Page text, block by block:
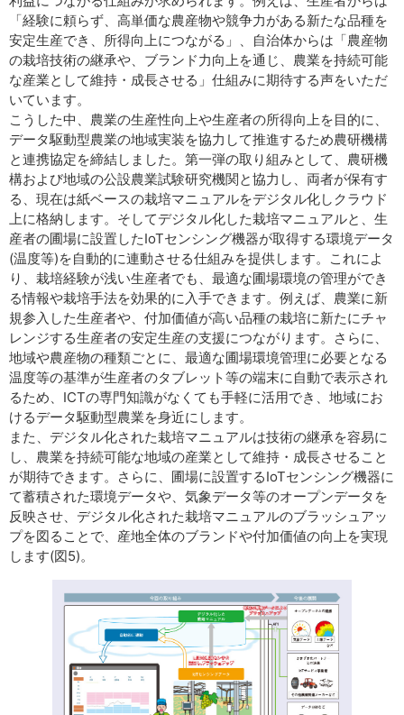
「経験に頼らず、高単価な農産物や競争力がある新たな品種を
安定生産でき、所得向上につながる」、自治体からは「農産物
の栽培技術の継承や、ブランド力向上を通じ、農業を持続可能
な産業として維持・成長させる」仕組みに期待する声をいただ
いています。
こうした中、農業の生産性向上や生産者の所得向上を目的に、
データ駆動型農業の地域実装を協力して推進するため農研機構
と連携協定を締結しました。第一弾の取り組みとして、農研機
構および地域の公設農業試験研究機関と協力し、両者が保有す
る、現在は紙ベースの栽培マニュアルをデジタル化しクラウド
上に格納します。そしてデジタル化した栽培マニュアルと、生
産者の圃場に設置したIoTセンシング機器が取得する環境データ
(温度等)を自動的に連動させる仕組みを提供します。これによ
り、栽培経験が浅い生産者でも、最適な圃場環境の管理ができ
る情報や栽培手法を効果的に入手できます。例えば、農業に新
規参入した生産者や、付加価値が高い品種の栽培に新たにチャ
レンジする生産者の安定生産の支援につながります。さらに、
地域や農産物の種類ごとに、最適な圃場環境管理に必要となる
温度等の基準が生産者のタブレット等の端末に自動で表示され
るため、ICTの専門知識がなくても手軽に活用でき、地域にお
けるデータ駆動型農業を身近にします。
また、デジタル化された栽培マニュアルは技術の継承を容易に
し、農業を持続可能な地域の産業として維持・成長させること
が期待できます。さらに、圃場に設置するIoTセンシング機器に
て蓄積された環境データや、気象データ等のオープンデータを
反映させ、デジタル化された栽培マニュアルのブラッシュアッ
プを図ることで、産地全体のブランドや付加価値の向上を実現
します(図5)。